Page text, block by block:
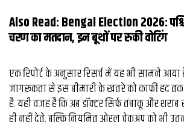
Also Read:Bengal Election 2026:
चरण का मतदान, इन बूथों पर रुकी वोटिंग
एक रिपोर्ट के अनुसार रिसर्च में यह भी सामने
जागरूकता से इस बीमारी के खतरे को काफी हद
है. यही वजह है कि अब डॉक्टर सिर्फ तंबाकू और